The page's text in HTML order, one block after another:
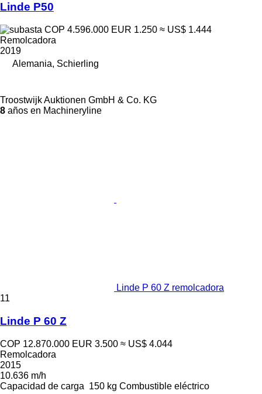
Linde P50
COP 4.596.000 EUR 1.250 ≈ US$ 1.444
Remolcadora
2019
Alemania, Schierling
Troostwijk Auktionen GmbH & Co. KG
8 años en Machineryline
Linde P 60 Z remolcadora
11
Linde P 60 Z
COP 12.870.000 EUR 3.500 ≈ US$ 4.044
Remolcadora
2015
10.636 m/h
Capacidad de carga 150 kg Combustible eléctrico